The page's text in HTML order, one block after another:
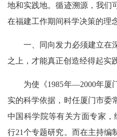
地和实践地。循迹溯源，我们
在福建工作期间科学决策的理
一、同向发力必须建立在
之上，才能真正创造经得起实
为使《1985年—2000年厦
实的科学依据，时任厦门市委
中国科学院等有关方面专家
行21个专题研究。而在主持编